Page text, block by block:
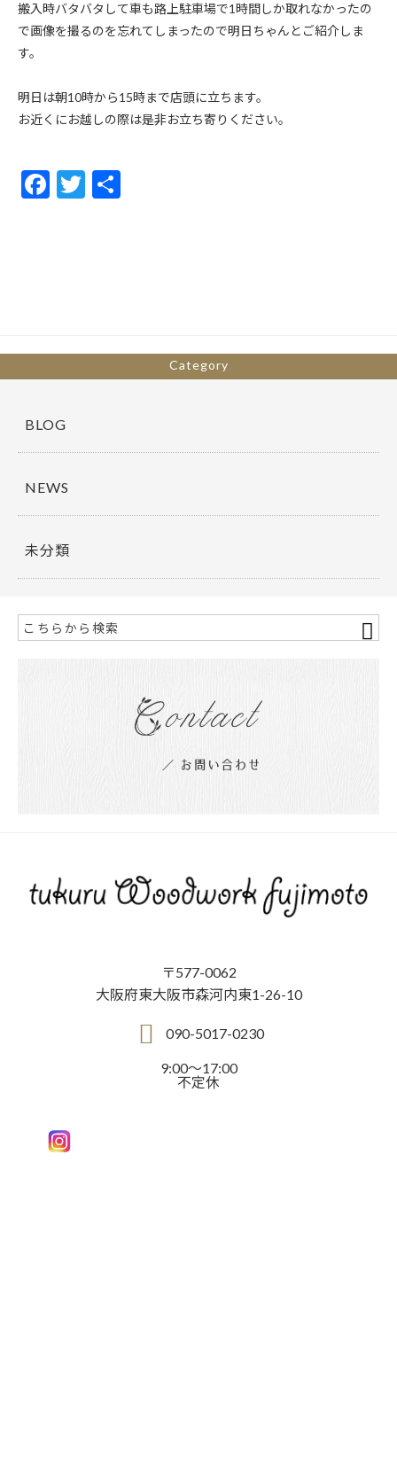
搬入時バタバタして車も路上駐車場で1時間しか取れなかったの
で画像を撮るのを忘れてしまったので明日ちゃんとご紹介しま
す。
明日は朝10時から15時まで店頭に立ちます。
お近くにお越しの際は是非お立ち寄りください。
F
k
T
Category
BLOG
NEWS
未分類
〒577-0062
大阪府東大阪市森河内東1-26-10
090-5017-0230
9:00～17:00
不定休